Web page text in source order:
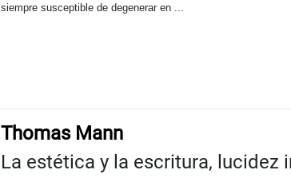
siempre susceptible de degenerar en ...
Thomas Mann
La estética y la escritura, lucidez